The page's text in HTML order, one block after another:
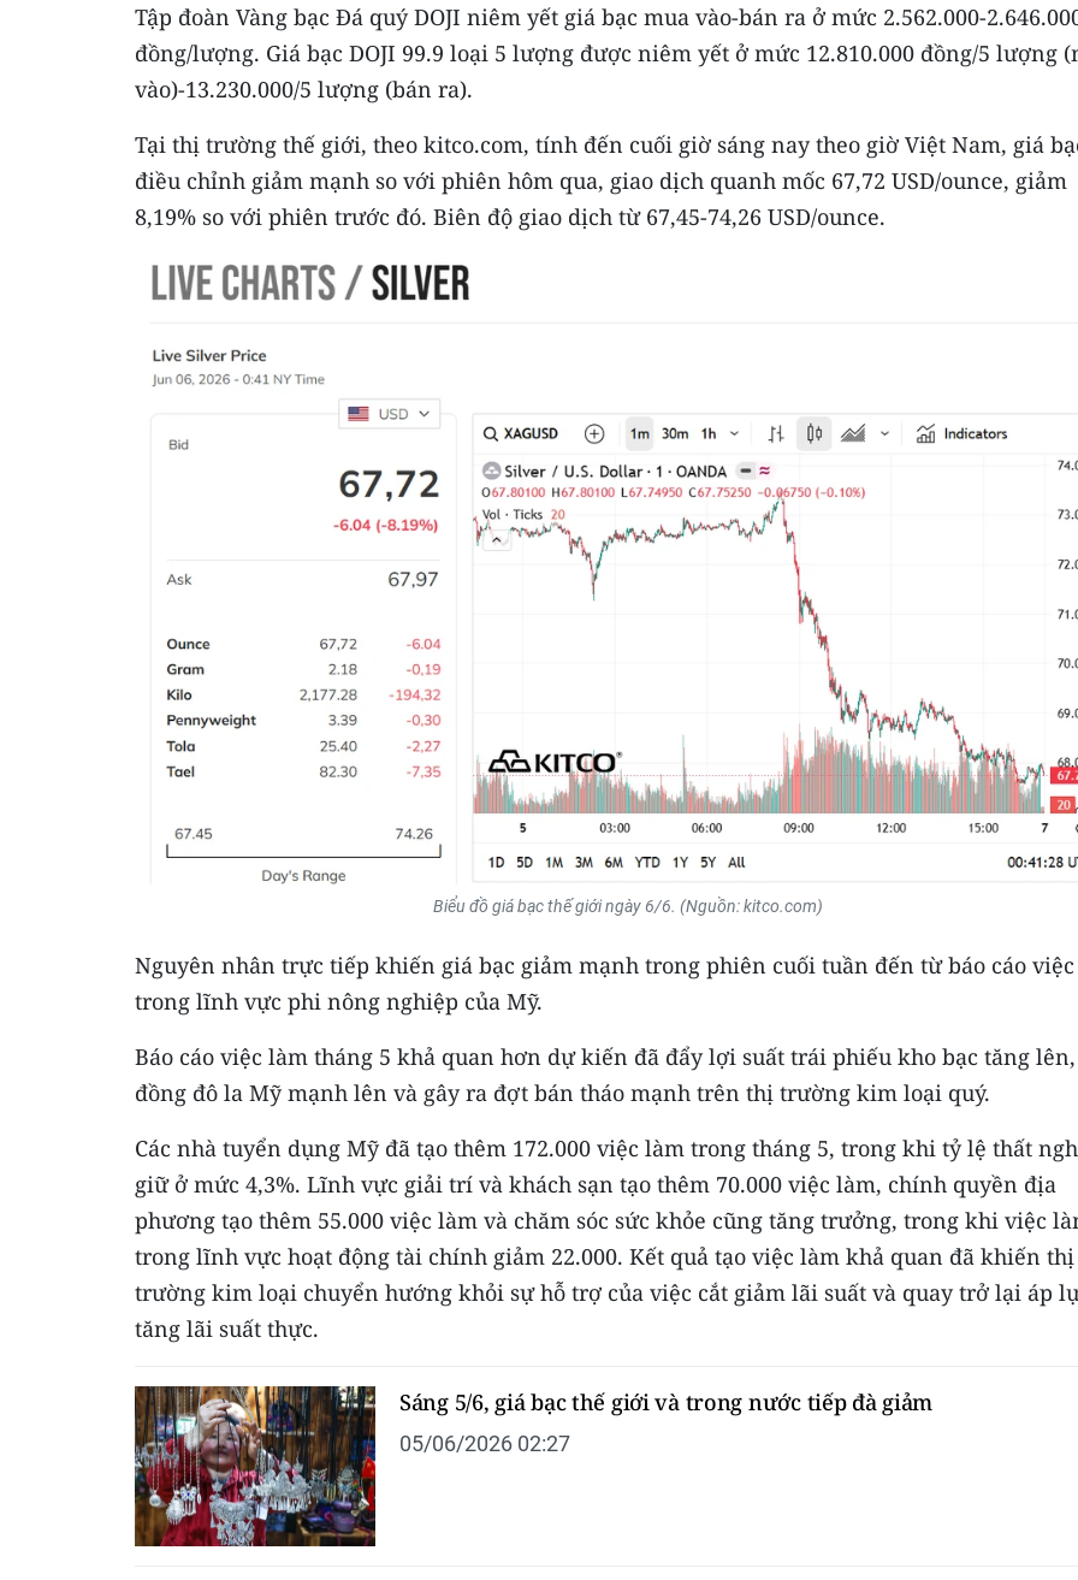
Tập đoàn Vàng bạc Đá quý DOJI niêm yết giá bạc mua vào-bán ra ở mức 2.562.000-
đồng/lượng. Giá bạc DOJI 99.9 loại 5 lượng được niêm yết ở mức 12.810.000 đồng/5 lượng
vào)-13.230.000/5 lượng (bán ra).
​Tại thị trường thế giới, theo kitco.com, tính đến cuối giờ sáng nay theo giờ Việt Nam, giá
điều chỉnh giảm mạnh so với phiên hôm qua, giao dịch quanh mốc 67,72 USD/ounce, giảm
8,19% so với phiên trước đó. Biên độ giao dịch từ 67,45-74,26 USD/ounce.
Biểu đồ giá bạc thế giới ngày 6/6. (Nguồn: kitco.com)
Nguyên nhân trực tiếp khiến giá bạc giảm mạnh trong phiên cuối tuần đến từ báo cáo
trong lĩnh vực phi nông nghiệp của Mỹ.
Báo cáo việc làm tháng 5 khả quan hơn dự kiến ​​đã đẩy lợi suất trái phiếu kho bạc tăng lên,
đồng đô la Mỹ mạnh lên và gây ra đợt bán tháo mạnh trên thị trường kim loại quý.
Các nhà tuyển dụng Mỹ đã tạo thêm 172.000 việc làm trong tháng 5, trong khi tỷ lệ thất
giữ ở mức 4,3%. Lĩnh vực giải trí và khách sạn tạo thêm 70.000 việc làm, chính quyền địa
phương tạo thêm 55.000 việc làm và chăm sóc sức khỏe cũng tăng trưởng, trong khi việc
trong lĩnh vực hoạt động tài chính giảm 22.000. Kết quả tạo việc làm khả quan đã khiến thị
trường kim loại chuyển hướng khỏi sự hỗ trợ của việc cắt giảm lãi suất và quay trở lại áp
tăng lãi suất thực.
Sáng 5/6, giá bạc thế giới và trong nước tiếp đà giảm
05/06/2026 02:27